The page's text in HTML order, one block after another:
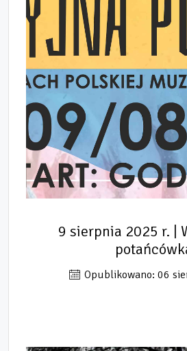
9 sierpnia 2025 r. |
Opublikowano: 06